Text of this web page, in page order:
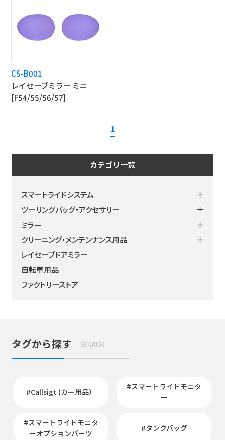
カテゴリ一覧
スマートライドシステム
よくある質問
＋
ツーリングバッグ・アクセサリー
タンクバッグ
シートバッグ
サイドバッグ
アメリカンバッグ
リペアパーツ
＋
ミラー
ハンドルマウントミラー
カウリングミラー
バーエンドミラー
ナポレオンミラー適合表
＋
クリーニング・メンテンナンス用品
ヘルメット・ウェア
クリーニング・メンテナンス
＋
レイセーブドアミラー
自転車用品
ファクトリーストア
CS-B001
レイセーブミラー ミニ
[F54/55/56/57]
1
タグから探す SEARCH
#Callsigt (カー用品）
#スマートライドモニタ
ー
#スマートライドモニタ
ーオプションパーツ
#タンクバッグ